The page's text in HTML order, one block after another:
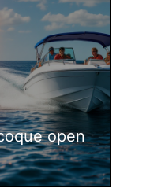
open